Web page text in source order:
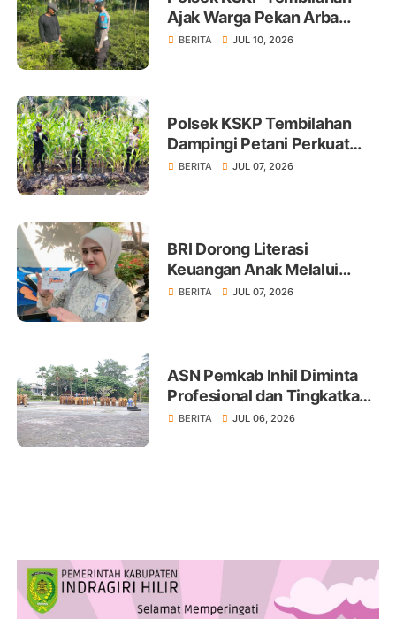
Ajak Warga Pekan Arba
Tanam Cabai Dukung
BERITA JUL 10, 2026
Polsek KSKP Tembilahan
Dampingi Petani Perkuat
Swasembada Pangan
BERITA JUL 07, 2026
BRI Dorong Literasi
Keuangan Anak Melalui
Produk BritAma Junio
BERITA JUL 07, 2026
ASN Pemkab Inhil Diminta
Profesional dan Tingkatkan
Pelayanan Publik
BERITA JUL 06, 2026